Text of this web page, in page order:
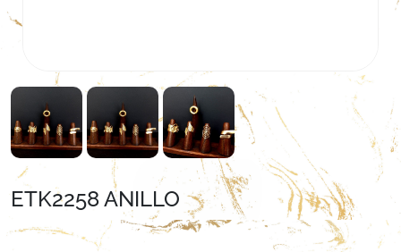
ETK2258 ANILLO